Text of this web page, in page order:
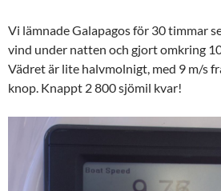
Vi lämnade Galapagos för 30 timmar
vind under natten och gjort omkring
Vädret är lite halvmolnigt, med 9 m/s
knop. Knappt 2 800 sjömil kvar!